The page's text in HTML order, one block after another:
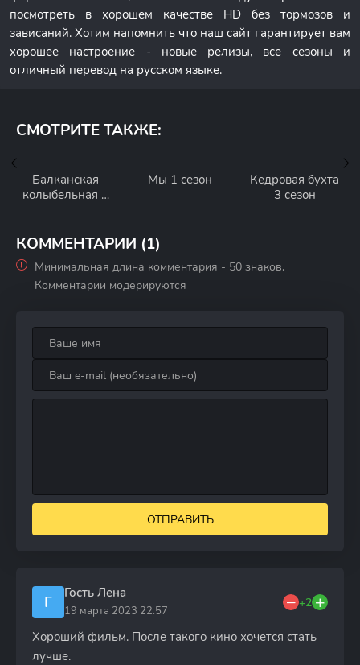
посмотреть в хорошем качестве HD без тормозов и
зависаний. Хотим напомнить что наш сайт гарантирует вам
хорошее настроение - новые релизы, все сезоны и
отличный перевод на русском языке.
СМОТРИТЕ ТАКЖЕ:
Балканская
колыбельная 1
Мы 1 сезон
Кедровая бухта
3 сезон
КОММЕНТАРИИ (1)
Минимальная длина комментария - 50 знаков.
Комментарии модерируются
ОТПРАВИТЬ
Г Гость Лена
19 марта 2023 22:57
+2
Хороший фильм. После такого кино хочется стать
лучше.